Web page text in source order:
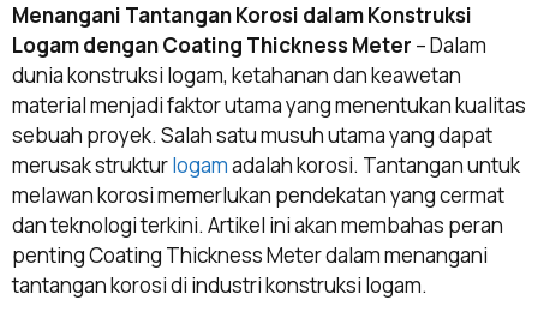
Menangani Tantangan Korosi dalam Konstruksi
Logam dengan Coating Thickness Meter –Dalam
dunia konstruksi logam, ketahanan dan keawetan
material menjadi faktor utama yang menentukan kualitas
sebuah proyek. Salah satu musuh utama yang dapat
merusak strukturlogamadalah korosi. Tantangan untuk
melawan korosi memerlukan pendekatan yang cermat
dan teknologi terkini. Artikel ini akan membahas peran
penting Coating Thickness Meter dalam menangani
tantangan korosi di industri konstruksi logam.